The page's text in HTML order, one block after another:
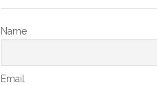
Name
Email